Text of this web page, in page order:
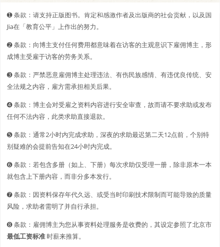
➊️ 条款：请支持正版图书。肯定和感激作者及出版商的社会贡献，以及国
Jia在「教育公平」上作出的努力。
➋️️ 条款：向博主支付任何费用都意味着在访客的主观意识下雇佣博主，形
成博主受雇于访客的劳务关系。
➌ 条款：严禁恶意雇佣博主处理违法、有伤民族感情、有违优良传统、安
全法规之内容，雇方需承担相关后果。
➍ 条款：博主会对受雇之资料内容进行安全审查，故而请不要求助或发布
任何不法内容，此类求助直接退款。
➎ 条款：通常2小时内完成求助，深夜的求助最迟第二天12点前，个别特
别疑难的会提前告知在24小时内完成。
➏ 条款：若包含多册（如上、下册）每次求助仅受理一册，除非原本一本
就包含上下册内容，而非分多本发行。
➐ 条款：因资料保存年代久远、或受当时印刷技术限制而可能导致的质量
风险，求助者需明了并自行承担。
➑ 条款：雇佣博主为您从事资料处理服务是收费的，其设定参照了北京市
最低工资标准时薪来推算。